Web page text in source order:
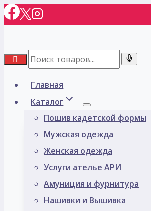
Перейти
к
Главная
Каталог
Пошив кадетской формы
Мужская одежда
Женская одежда
Услуги ателье АРИ
Амуниция и фурнитура
Нашивки и Вышивка